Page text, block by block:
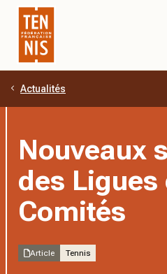
Aller au contenu principal
Actualités
Nouveaux
des Ligues
Comités
Article Tennis